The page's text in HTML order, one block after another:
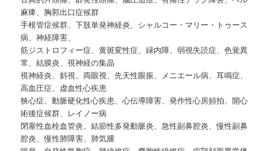
麻痺、胸郭出口症候群
手根管症候群、下肢単発神経炎、シャルコー・マリー・トゥース
病、神経障害、
筋ジストロフィー症、黄斑変性症、緑内障、弱視失読症、色覚異
常、結膜炎、視神経の集晶
視神経炎、斜視、両眼視、先天性眼振、メニエール病、耳鳴症、
高血圧症、虚血性心疾患
狭心症、動脈硬化性心疾患、心伝導障害、発作性心房頻拍、開心
術後症候群、レイノー病
閉塞性血栓血管炎、結節性多発動脈炎、急性副鼻腔炎、慢性副鼻
腔炎、慢性肺障害、肺気腫